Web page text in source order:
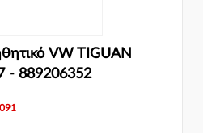
VW TIGUAN
- 889206352